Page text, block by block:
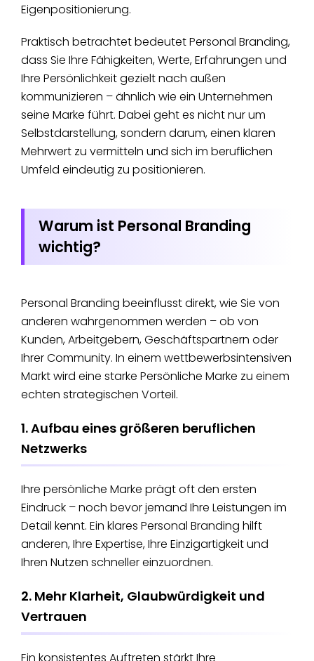
Eigenpositionierung.
Praktisch betrachtet bedeutet Personal Branding,
dass Sie Ihre Fähigkeiten, Werte, Erfahrungen und
Ihre Persönlichkeit gezielt nach außen
kommunizieren – ähnlich wie ein Unternehmen
seine Marke führt. Dabei geht es nicht nur um
Selbstdarstellung, sondern darum, einen klaren
Mehrwert zu vermitteln und sich im beruflichen
Umfeld eindeutig zu positionieren.
Warum ist Personal Branding
wichtig?
Personal Branding beeinflusst direkt, wie Sie von
anderen wahrgenommen werden – ob von
Kunden, Arbeitgebern, Geschäftspartnern oder
Ihrer Community. In einem wettbewerbsintensiven
Markt wird eine starke Persönliche Marke zu einem
echten strategischen Vorteil.
1. Aufbau eines größeren beruflichen
Netzwerks
Ihre persönliche Marke prägt oft den ersten
Eindruck – noch bevor jemand Ihre Leistungen im
Detail kennt. Ein klares Personal Branding hilft
anderen, Ihre Expertise, Ihre Einzigartigkeit und
Ihren Nutzen schneller einzuordnen.
2. Mehr Klarheit, Glaubwürdigkeit und
Vertrauen
Ein konsistentes Auftreten stärkt Ihre